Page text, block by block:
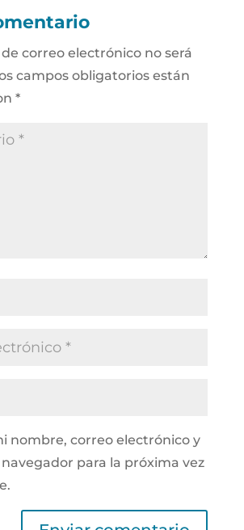
correo electrónico no será
campos obligatorios están
*
nombre, correo electrónico y
para la próxima vez